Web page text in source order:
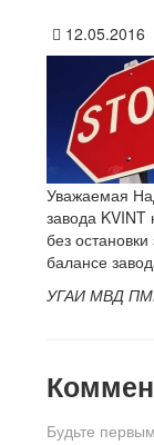
12.05.2016
Уважаемая
завода
без
балансе
УГАИ МВД
Будьте